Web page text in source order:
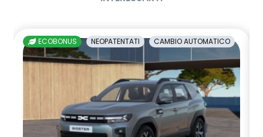
ECOBONUS NEOPATENTATI CAMBIO AUTOMATICO